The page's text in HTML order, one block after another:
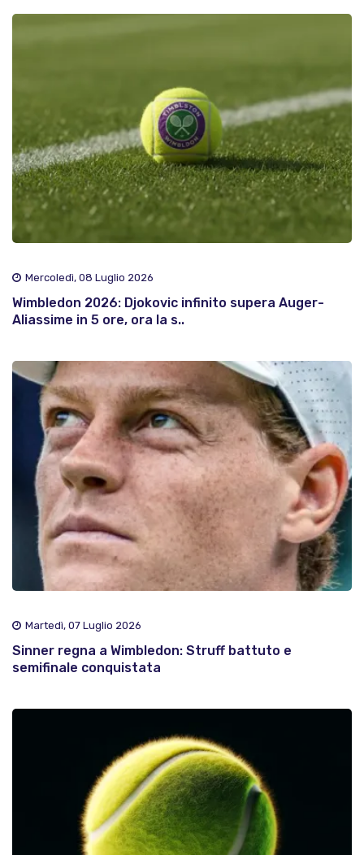
Mercoledì, 08 Luglio 2026
Wimbledon 2026: Djokovic infinito supera Auger-
Aliassime in 5 ore, ora la s..
Martedì, 07 Luglio 2026
Sinner regna a Wimbledon: Struff battuto e
semifinale conquistata